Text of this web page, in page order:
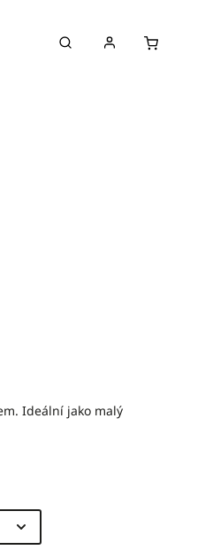
Poukazy
Ideální jako malý